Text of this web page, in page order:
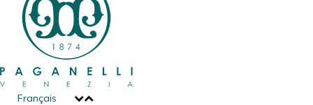
Français